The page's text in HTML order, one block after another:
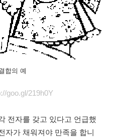
합의 예
goo.gl/219h0Y
전자를 갖고 있다고 언급했
자가 채워져야 만족을 합니